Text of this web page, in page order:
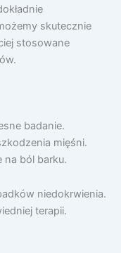
skutecznie
stosowane
badanie.
mięśni.
na ból barku.
niedokrwienia.
terapii.